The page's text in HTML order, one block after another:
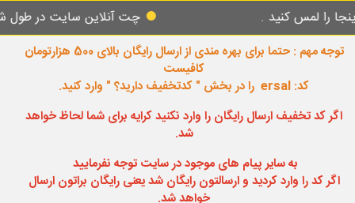
کنید . چت آنلاین سایت در طول شبانه
توجه مهم : حتما برای بهره مندی از ارسال رایگان بالای 500 هزارتومان
کافیست
کد: ersal را در بخش " کدتخفیف دارید؟ " وارد کنید.
اگر کد تخفیف ارسال رایگان را وارد نکنید کرایه برای شما لحاظ خواهد
شد.
به سایر پیام های موجود در سایت توجه نفرمایید
اگر کد را وارد کردید و ارسالتون رایگان شد یعنی رایگان براتون ارسال
خواهد شد.